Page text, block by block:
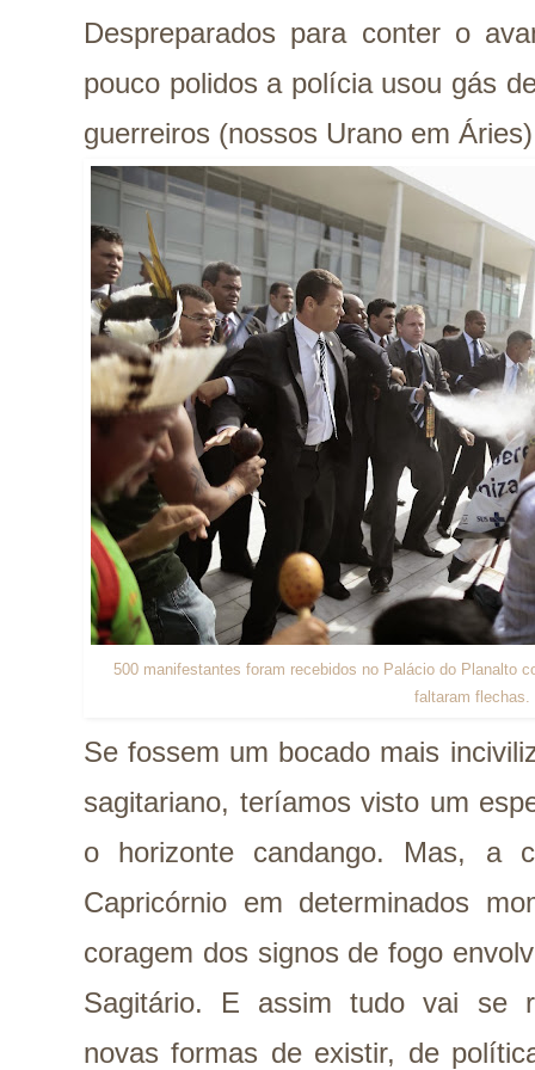
Despreparados para conter o
pouco polidos a polícia usou gás
guerreiros (nossos Urano em
500 manifestantes foram recebidos no Palácio do Planalto
faltaram flechas.
Se fossem um bocado mais
sagitariano, teríamos visto um
o horizonte candango. Mas, a
Capricórnio em determinados
coragem dos signos de fogo
Sagitário. E assim tudo vai se
novas formas de existir, de